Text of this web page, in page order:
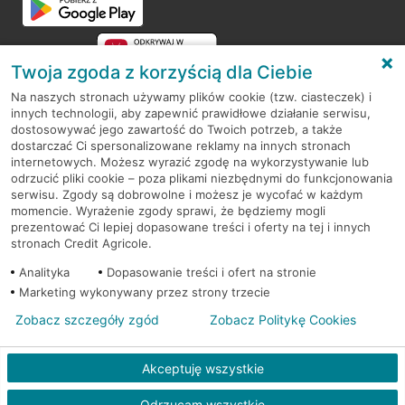
RODO
Regulamin serwisu
Mapa serwisu
PolitykaCookies
© 2026 Credit Agricole Bank Polska S.A. Wszelkie prawa zastrzeżone
Twoja zgoda z korzyścią dla Ciebie
Na naszych stronach używamy plików cookie (tzw. ciasteczek) i
innych technologii, aby zapewnić prawidłowe działanie serwisu,
dostosowywać jego zawartość do Twoich potrzeb, a także
dostarczać Ci spersonalizowane reklamy na innych stronach
internetowych. Możesz wyrazić zgodę na wykorzystywanie lub
odrzucić pliki cookie – poza plikami niezbędnymi do funkcjonowania
serwisu. Zgody są dobrowolne i możesz je wycofać w każdym
momencie. Wyrażenie zgody sprawi, że będziemy mogli
prezentować Ci lepiej dopasowane treści i oferty na tej i innych
stronach Credit Agricole.
Analityka
Dopasowanie treści i ofert na stronie
Marketing wykonywany przez strony trzecie
Akceptuję wszystkie
Zobacz szczegóły zgód Zobacz Politykę Cookies